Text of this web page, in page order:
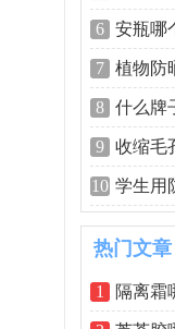
6 安瓶哪
7 植物防
8 什么牌
9 收缩毛
10 学生用
热门文章
1 隔离霜